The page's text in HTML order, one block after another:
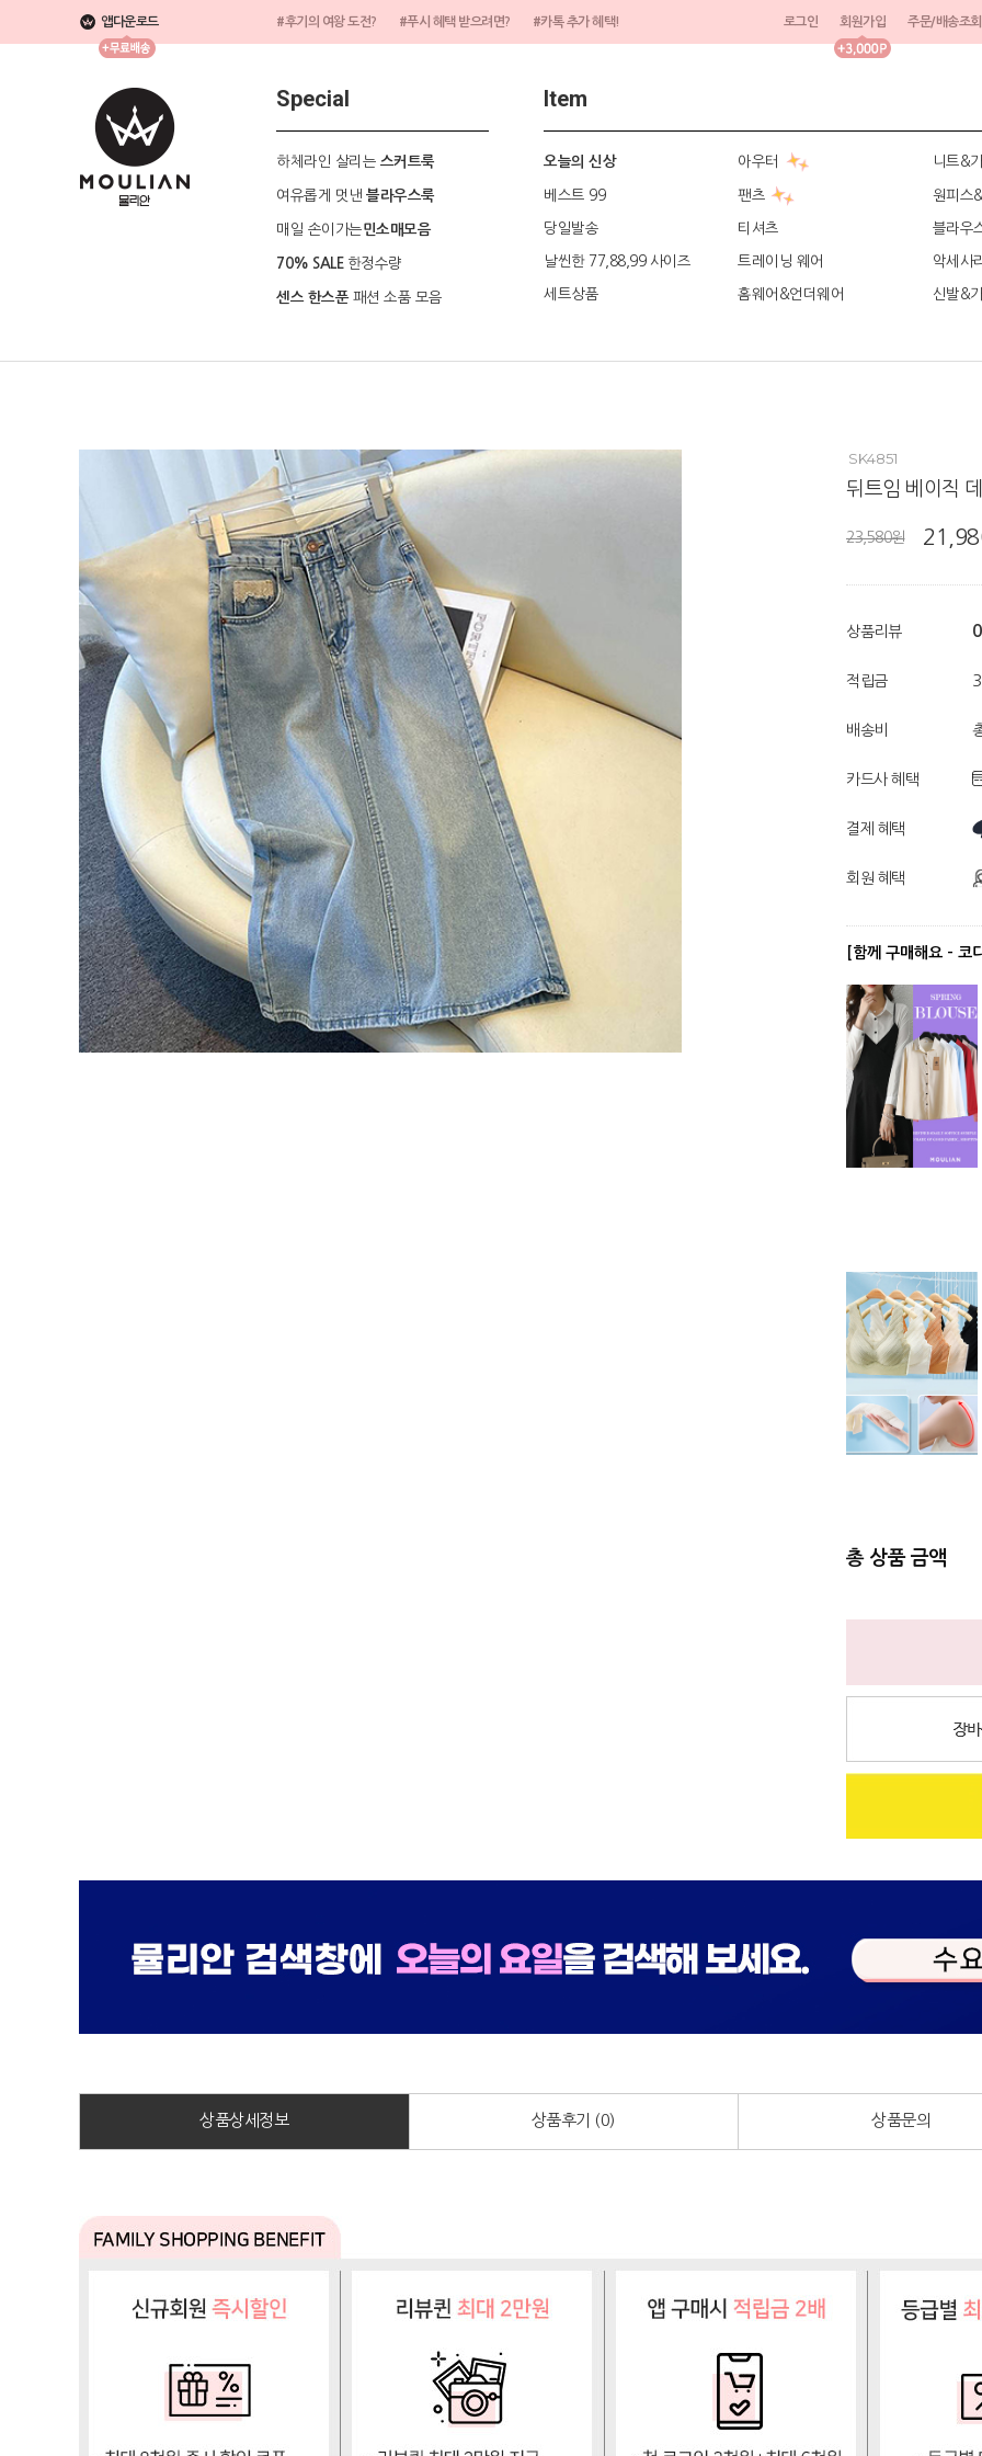
앱다운로드 #후기의 여왕 도전? #푸시 혜택 받으려면? #카톡 추가 혜택! 로그인 회원가입 주문/배송조회
Special
하체라인 살리는 스커트룩
여유롭게 멋낸 블라우스룩
매일 손이가는민소매모음
70% SALE 한정수량
센스 한스푼패션 소품 모음
Item
오늘의 신상 아우터 니트&
베스트 99 팬츠 원피스
당일발송 티셔츠 블라우
날씬한 77,88,99 사이즈 트레이닝 웨어 악세사
세트상품 홈웨어&언더웨어 신발&
SK4851
뒤트임 베이직
23,580원
상품리뷰 0
적립금
배송비
카드사 혜택
결제 혜택
회원 혜택
[함께 구매해요 - 코
총 상품 금액
상품상세정보 상품후기 (0) 상품문의